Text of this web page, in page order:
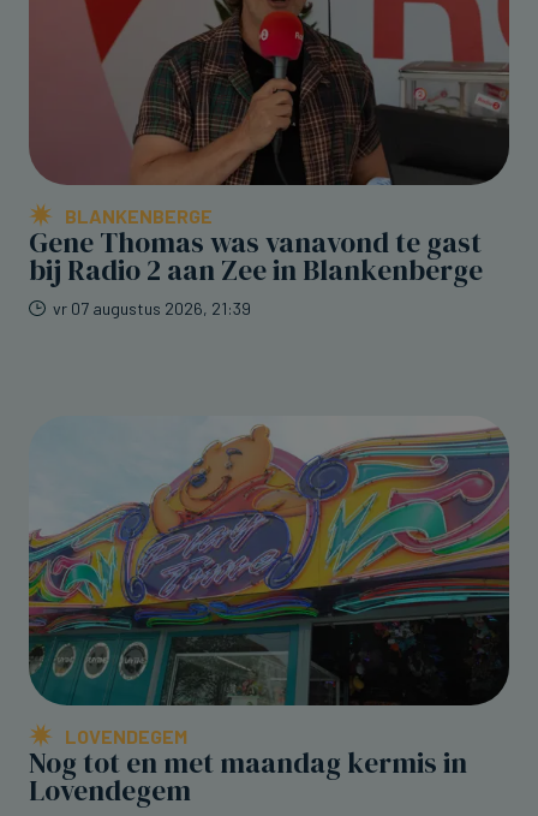
BLANKENBERGE
Gene Thomas was vanavond te gast
bij Radio 2 aan Zee in Blankenberge
vr 07 augustus 2026, 21:39
LOVENDEGEM
Nog tot en met maandag kermis in
Lovendegem